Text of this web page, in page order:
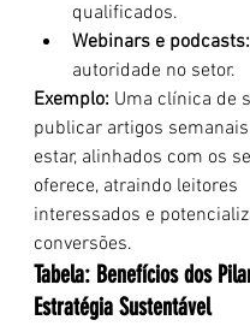
qualificados.
Webinars e podcasts:
autoridade no setor.
Exemplo: Uma clínica de
publicar artigos
estar, alinhados com os
oferece, atraindo leitores
interessados e
conversões.
Tabela: Benefícios dos
Estratégia Sustentável